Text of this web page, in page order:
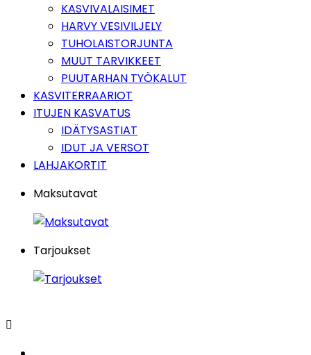
KASVIVALAISIMET
HARVY VESIVILJELY
TUHOLAISTORJUNTA
MUUT TARVIKKEET
PUUTARHAN TYÖKALUT
KASVITERRAARIOT
ITUJEN KASVATUS
IDÄTYSASTIAT
IDUT JA VERSOT
LAHJAKORTIT
Maksutavat
Tarjoukset
